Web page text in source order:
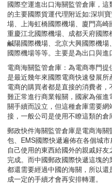
國際空運進出口海關監管倉庫，
的主要國際貨運代理附近如:深圳
場、上海虹橋國際機場、廈門高崎
重慶江北國際機場、成都天府國
鹹陽國際機場、北京大興國際機
國際機場等等。主要是為出口與進
電商海關監管倉庫：為電商專門
是最近幾年來國際電商快速發展所
電商的購買者都是直接的消費者
難正常進行商業報關，國家為催
關手續而設立，但這種倉庫需要
接，一般公司是使用不瞭這類的倉
郵政快件海關監管倉庫是電商海
包、EMS國際快遞遍佈在各個城
自己使用的東西給國外的親戚好
完成。而中國郵政國際快遞這塊
都還需要經過中國的海關，所以
成一定的手續才會再安排轉運。